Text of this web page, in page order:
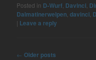
Posted in D-Wurf Davinci
Dalmatinerwelpen ,davinci
| Leave a reply
Post
← Older posts